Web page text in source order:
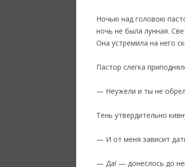
Ночью над головою
ночь не была лунная.
Она устремила на него
Пастор слегка
— Неужели и ты не
Тень утвердительно
— И от меня зависит
— Да! — донеслось до